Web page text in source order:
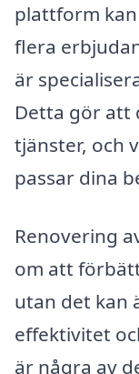
plattform
flera
är
Detta gör att
tjänster, och
passar dina
Renovering
om att
utan det kan
effektivitet
är några av